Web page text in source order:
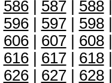
586| 587| 588|
596| 597| 598|
606| 607| 608|
616| 617| 618|
626| 627| 628|